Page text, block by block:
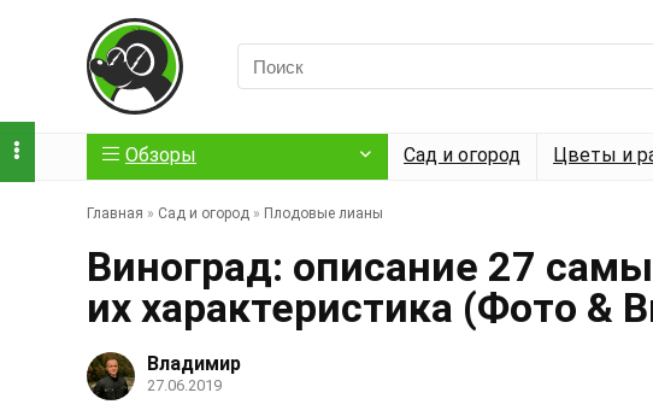
Обзоры Сад и огород Цветы и
Главная » Сад и огород » Плодовые лианы
Виноград: описание 27
их характеристика (Фото &
Владимир
27.06.2019